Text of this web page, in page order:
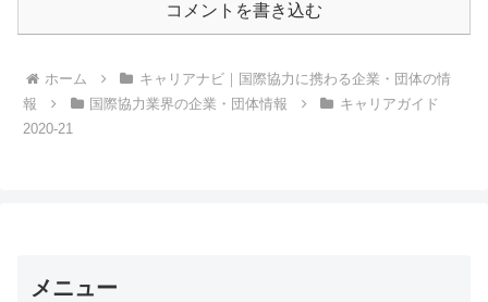
コメントを書き込む
ホーム
キャリアナビ｜国際協力に携わる企業・団体の情
報
国際協力業界の企業・団体情報
キャリアガイド
2020-21
メニュー